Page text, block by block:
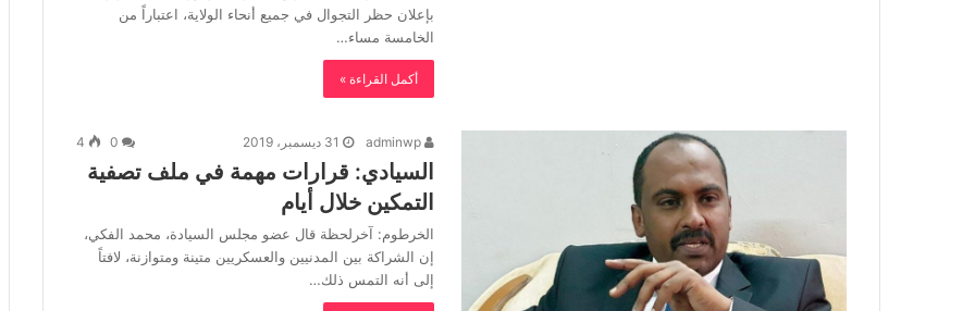
بإعلان حظر التجوال في جميع أنحاء الولاية، اعتباراً من
الخامسة مساء…
أكمل القراءة »
31 ديسمبر، 2019 4
السيادي: قرارات مهمة في ملف تصفية
التمكين خلال أيام
الخرطوم: آخرلحظة قال عضو مجلس السيادة، محمد الفكي،
إن الشراكة بين المدنيين والعسكريين متينة ومتوازنة، لافتاً
إلى أنه التمس ذلك…